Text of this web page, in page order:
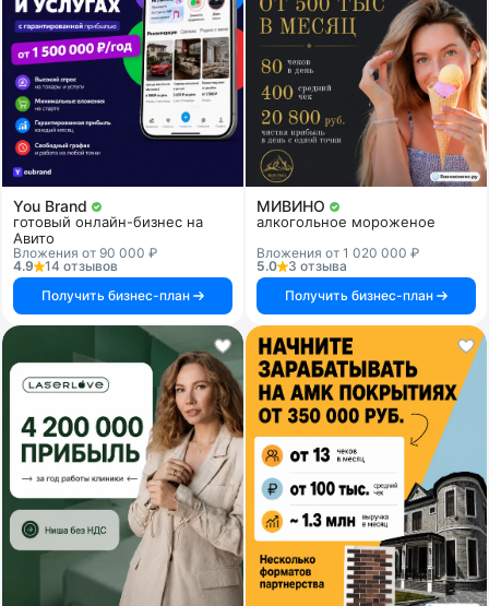
You Brand
готовый онлайн-бизнес на
Авито
Вложения от 90 000 ₽
4.9
14 отзывов
Получить бизнес-план
МИВИНО
алкогольное мороженое
Вложения от 1 020 000 ₽
5.0
3 отзыва
Получить бизнес-план